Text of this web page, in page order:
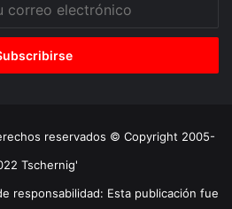
reservados © Copyright 2005-
Tschernig'
responsabilidad: Esta publicación fue